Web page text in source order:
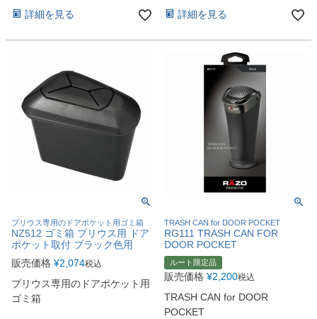
詳細を見る 詳細を見る
プリウス専用のドアポケット用ゴミ箱
NZ512 ゴミ箱 プリウス用 ドア
ポケット取付 ブラック色用
販売価格 ¥2,074税込
プリウス専用のドアポケット用
ゴミ箱
TRASH CAN for DOOR POCKET
RG111 TRASH CAN FOR
DOOR POCKET
ルート限定品
販売価格 ¥2,200税込
TRASH CAN for DOOR
POCKET